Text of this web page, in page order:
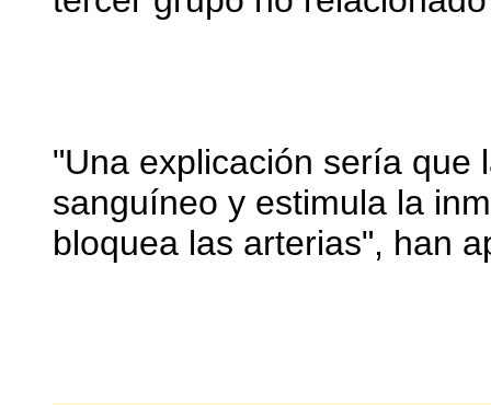
"Una explicación sería que
sanguíneo y estimula la
bloquea las arterias", han